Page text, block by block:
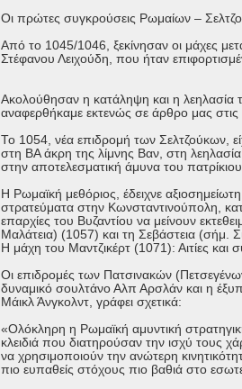
Οι πρώτες συγκρούσεις Ρωμαίων –
Από το 1045/1046, ξεκίνησαν οι μάχες
Στέφανου Λειχούδη, που ήταν
Ακολούθησαν η κατάληψη και η λεηλασία
αναφερθήκαμε εκτενώς σε άρθρο μας
Το 1054, νέα επιδρομή των Σελτζούκων,
στη ΒΑ άκρη της λίμνης Βαν, στη
στην αποτελεσματική άμυνα του
Η Ρωμαϊκή μεθόριος, έδειχνε
στρατεύματα στην Κωνσταντινούπολη,
επαρχίες του Βυζαντίου να μείνουν
Μαλάτεια) (1057) και τη Σεβάστεια (σήμ.
Η μάχη του Μαντζικέρτ (1071): Αιτίες
Οι επιδρομές των Πατσινακών
δυναμικό σουλτάνο Αλπ Αρσλάν και η
Μάικλ Άνγκολντ, γράφει σχετικά:
«Ολόκληρη η Ρωμαϊκή αμυντική
κλειδιά που διατηρούσαν την ισχύ τους
να χρησιμοποιούν την ανώτερη
πιο ευπαθείς στόχους πιο βαθιά στο